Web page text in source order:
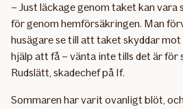
– Just läckage genom taket kan
för genom hemförsäkringen. Man
husägare se till att taket skyddar mot
hjälp att få – vänta inte tills det är för
Rudslätt, skadechef på If.
Sommaren har varit ovanligt blöt,